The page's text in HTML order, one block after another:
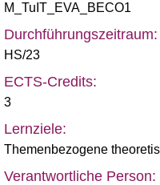
M_TuIT_EVA_BECO1
Durchführungszeitraum:
HS/23
ECTS-Credits:
3
Lernziele:
Themenbezogene
Verantwortliche Person: